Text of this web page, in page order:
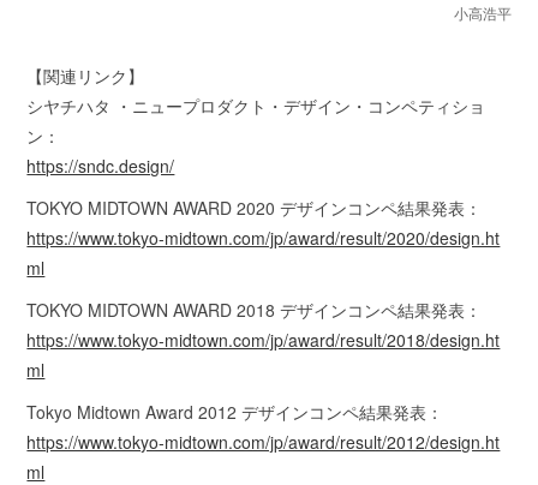
小高浩平
【関連リンク】
シヤチハタ ・ニュープロダクト・デザイン・コンペティショ
ン：
https://sndc.design/
TOKYO MIDTOWN AWARD 2020 デザインコンペ結果発表：
https://www.tokyo-midtown.com/jp/award/result/2020/design.ht
ml
TOKYO MIDTOWN AWARD 2018 デザインコンペ結果発表：
https://www.tokyo-midtown.com/jp/award/result/2018/design.ht
ml
Tokyo Midtown Award 2012 デザインコンペ結果発表：
https://www.tokyo-midtown.com/jp/award/result/2012/design.ht
ml